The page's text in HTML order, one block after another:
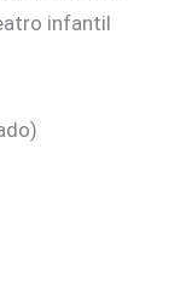
infantil